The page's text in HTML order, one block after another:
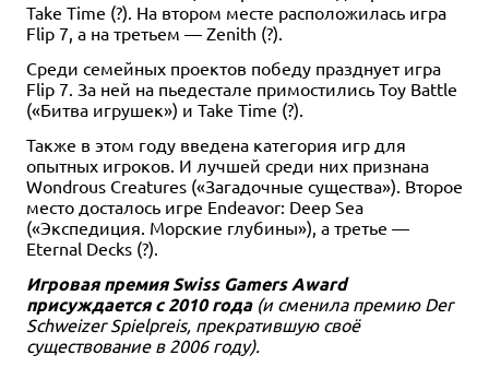
Take Time (?). На втором месте расположилась игра
Flip 7, а на третьем — Zenith (?).
Среди семейных проектов победу празднует игра
Flip 7. За ней на пьедестале примостились Toy Battle
(«Битва игрушек») и Take Time (?).
Также в этом году введена категория игр для
опытных игроков. И лучшей среди них признана
Wondrous Creatures («Загадочные существа»). Второе
место досталось игре Endeavor: Deep Sea
(«Экспедиция. Морские глубины»), а третье —
Eternal Decks (?).
Игровая премия Swiss Gamers Award
присуждается с 2010 года(и сменила премию Der
Schweizer Spielpreis, прекратившую своё
существование в 2006 году).